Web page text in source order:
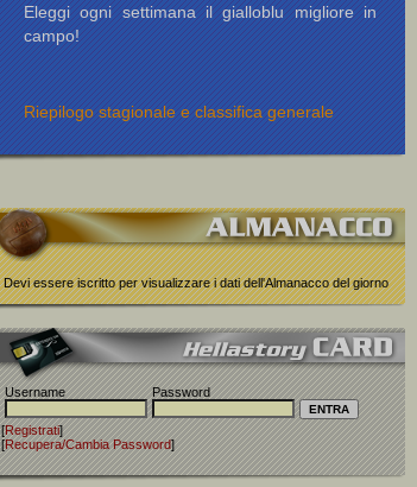
Eleggi ogni settimana il gialloblu migliore in
campo!
Riepilogo stagionale e classifica generale
Devi essere iscritto per visualizzare i dati dell'Almanacco del giorno
Username Password
[Registrati]
[Recupera/Cambia Password]